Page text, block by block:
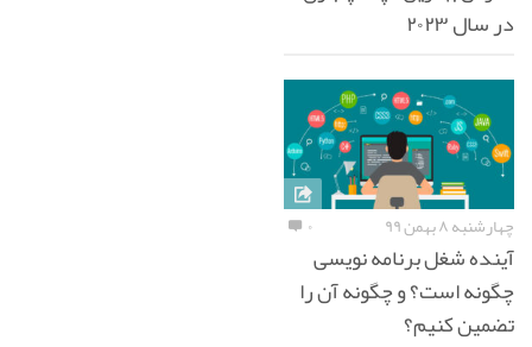
در سال ۲۰۲۳
چهارشنبه ۸ بهمن ۹۹ ۰
آینده شغل برنامه نویسی
چگونه است؟ و چگونه آن را
تضمین کنیم؟